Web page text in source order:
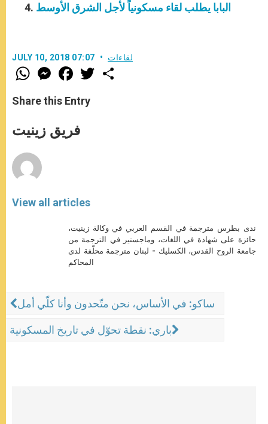
البابا يطلب لقاء مسكونياً لأجل الشرق الأوسط
JULY 10, 2018 07:07 لقاءات
W
h
t
s
p
p
M
e
s
e
g
e
F
a
e
b
o
k
w
Share this Entry
فريق زينيت
View all articles
ندى بطرس مترجمة في القسم العربي في وكالة زينيت،
حائزة على شهادة في اللغات، وماجستير في الترجمة من
جامعة الروح القدس، الكسليك - لبنان مترجمة محلّفة لدى
المحاكم
ساكو: في الأساس، نحن متّحدون وأنا كلّي أمل
باري: نقطة تحوّل في تاريخ المسكونية